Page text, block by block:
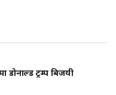
डोनाल्ड ट्रम्प बिजयी